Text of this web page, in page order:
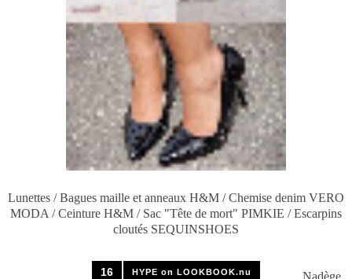
Lunettes / Bagues maille et anneaux H&M / Chemise denim VERO
MODA / Ceinture H&M / Sac "Tête de mort" PIMKIE / Escarpins
cloutés SEQUINSHOES
16 HYPE on LOOKBOOK.nu